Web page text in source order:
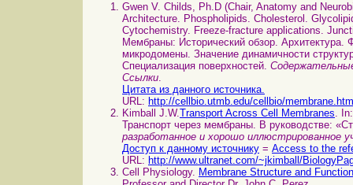
Gwen V. Childs, Ph.D (Chair, Anatomy and
Architecture. Phospholipids. Cholesterol.
Cytochemistry. Freeze-fracture applications.
Мембраны: Исторический обзор.
микродомены. Значение динамичности
Специализация поверхностей.
Ссылки.
Цитата из данного источника.
URL: http://cellbio.utmb.edu/cellbio/
Kimball J.W.Transport Across Cell Membranes.
Транспорт через мембраны. В руководстве:
разработанное и хорошо иллюстрированное
Доступ к данному источнику = Access to the
URL: http://www.ultranet.com/~jkimball/
Cell Physiology. Membrane Structure and Function